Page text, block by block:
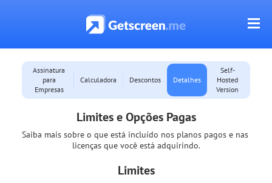
Assinatura
para
Empresas
Calculadora Descontos Detalhes
Self-
Hosted
Version
Limites e Opções Pagas
Saiba mais sobre o que está incluído nos planos pagos e nas
licenças que você está adquirindo.
Limites